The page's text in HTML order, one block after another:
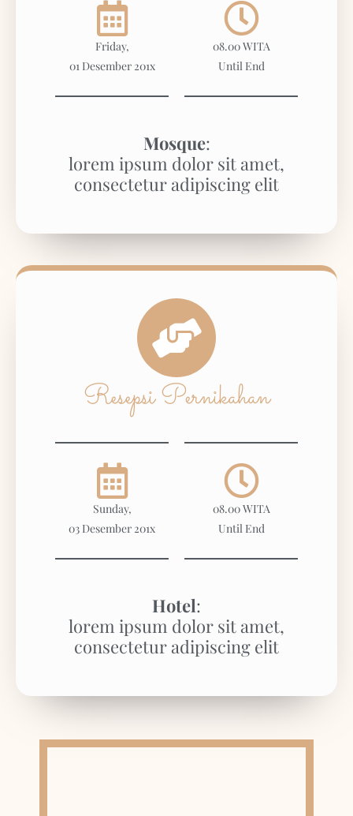
Friday,
01 Desember 201x
08.00 WITA
Until End
Mosque:
lorem ipsum dolor sit amet,
consectetur adipiscing elit
Resepsi Pernikahan
Sunday,
03 Desember 201x
08.00 WITA
Until End
Hotel:
lorem ipsum dolor sit amet,
consectetur adipiscing elit